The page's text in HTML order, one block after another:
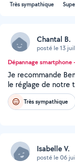
Très sympathique
Chantal B.
posté le 13
Dépannage
Je recommande
le réglage de notre
Très sympathique
Isabelle V.
posté le 06